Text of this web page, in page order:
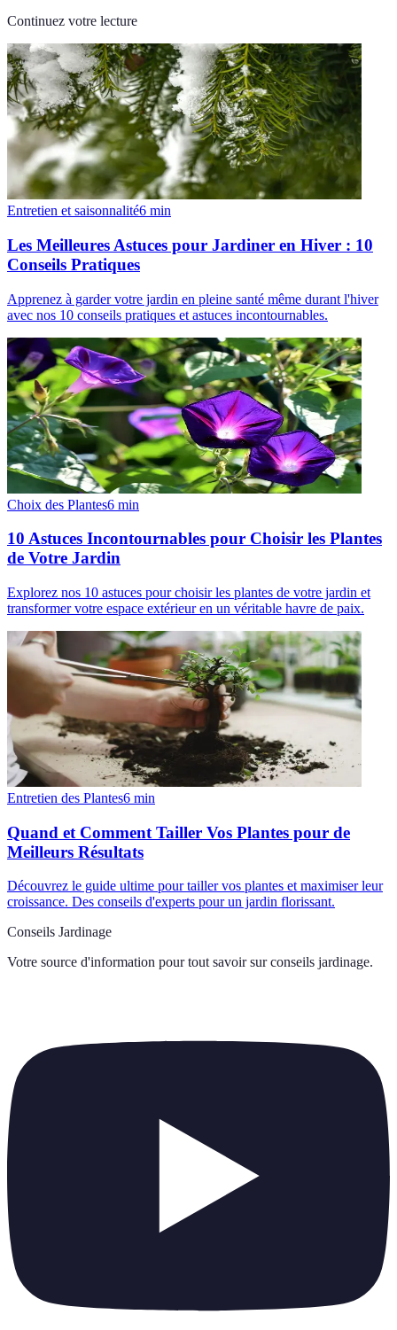
Continuez votre lecture
Entretien et saisonnalité6 min
Les Meilleures Astuces pour Jardiner en Hiver : 10
Conseils Pratiques
Apprenez à garder votre jardin en pleine santé même durant l'hiver
avec nos 10 conseils pratiques et astuces incontournables.
Choix des Plantes6 min
10 Astuces Incontournables pour Choisir les Plantes
de Votre Jardin
Explorez nos 10 astuces pour choisir les plantes de votre jardin et
transformer votre espace extérieur en un véritable havre de paix.
Entretien des Plantes6 min
Quand et Comment Tailler Vos Plantes pour de
Meilleurs Résultats
Découvrez le guide ultime pour tailler vos plantes et maximiser leur
croissance. Des conseils d'experts pour un jardin florissant.
Conseils Jardinage
Votre source d'information pour tout savoir sur conseils jardinage.